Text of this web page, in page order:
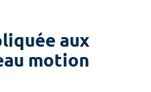
aux
motion